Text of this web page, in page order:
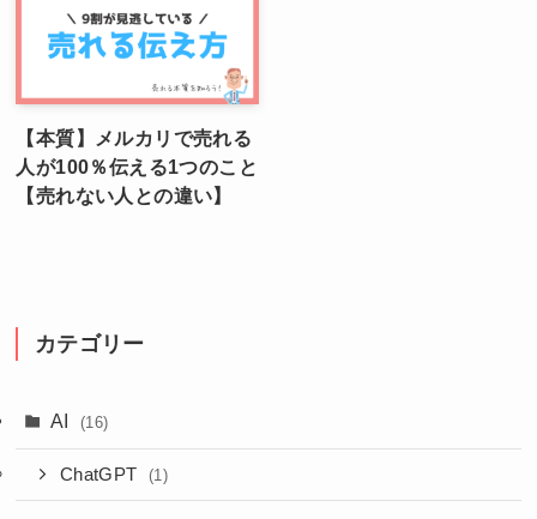
【本質】メルカリで売れる
人が100％伝える1つのこと
【売れない人との違い】
カテゴリー
AI (16)
ChatGPT (1)